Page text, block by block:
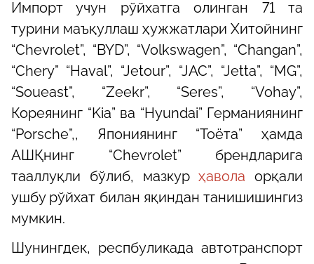
Импорт учун рўйхатга олинган 71 та
турини маъқуллаш ҳужжатлари Хитойнинг
“Chevrolet”, “BYD”, “Volkswagen”, “Changan”,
“Chery” “Haval”, “Jetour”, “JAC”, “Jetta”, “MG”,
“Soueast”, “Zeekr”, “Seres”, “Vohay”,
Кореянинг “Kia” ва “Hyundai” Германиянинг
“Porsche”,, Япониянинг “Тоёта” ҳамда
АШҚнинг “Chevrolet” брендларига
тааллуқли бўлиб, мазкурҳавола орқали
ушбу рўйхат билан яқиндан танишишингиз
мумкин.
Шунингдек, респбуликада автотранспорт